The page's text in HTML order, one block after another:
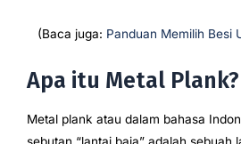
(Baca juga: Panduan Memilih Besi
Apa itu Metal Plank?
Metal plank atau dalam bahasa